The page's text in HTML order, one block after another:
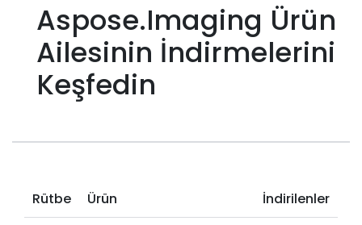
Aspose.Imaging Ürün
Ailesinin İndirmelerini
Keşfedin
Rütbe Ürün İndirilenler